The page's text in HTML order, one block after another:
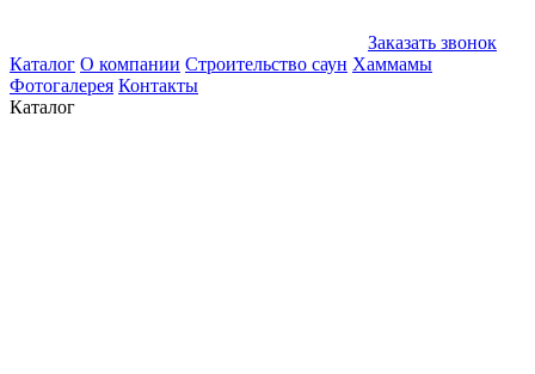
Заказать звонок
Каталог О компании Строительство саун Хаммамы
Фотогалерея Контакты
Каталог